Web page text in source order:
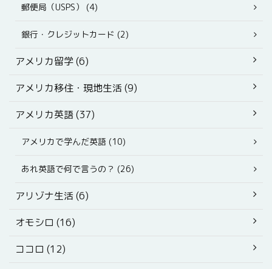
郵便局（USPS） (4)
銀行・クレジットカード (2)
アメリカ留学 (6)
アメリカ移住・現地生活 (9)
アメリカ英語 (37)
アメリカで学んだ英語 (10)
あれ英語で何で言うの？ (26)
アリゾナ生活 (6)
オモシロ (16)
ココロ (12)